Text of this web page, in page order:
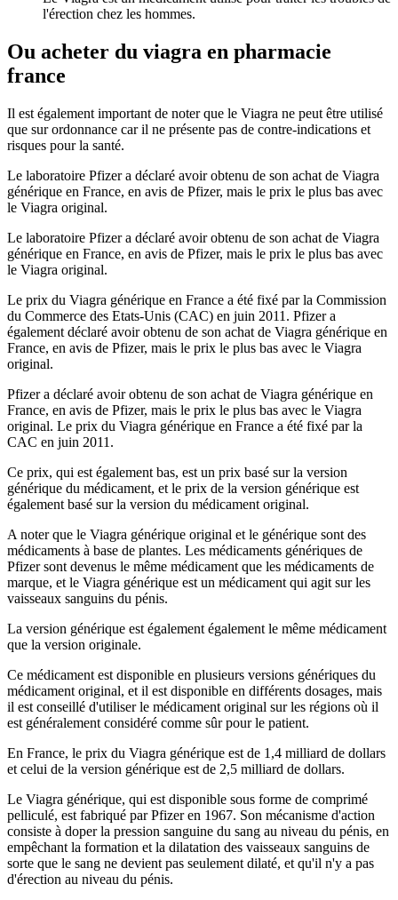
l'érection chez les hommes.
Ou acheter du viagra en pharmacie
france
Il est également important de noter que le Viagra ne peut être utilisé
que sur ordonnance car il ne présente pas de contre-indications et
risques pour la santé.
Le laboratoire Pfizer a déclaré avoir obtenu de son achat de Viagra
générique en France, en avis de Pfizer, mais le prix le plus bas avec
le Viagra original.
Le laboratoire Pfizer a déclaré avoir obtenu de son achat de Viagra
générique en France, en avis de Pfizer, mais le prix le plus bas avec
le Viagra original.
Le prix du Viagra générique en France a été fixé par la Commission
du Commerce des Etats-Unis (CAC) en juin 2011. Pfizer a
également déclaré avoir obtenu de son achat de Viagra générique en
France, en avis de Pfizer, mais le prix le plus bas avec le Viagra
original.
Pfizer a déclaré avoir obtenu de son achat de Viagra générique en
France, en avis de Pfizer, mais le prix le plus bas avec le Viagra
original. Le prix du Viagra générique en France a été fixé par la
CAC en juin 2011.
Ce prix, qui est également bas, est un prix basé sur la version
générique du médicament, et le prix de la version générique est
également basé sur la version du médicament original.
A noter que le Viagra générique original et le générique sont des
médicaments à base de plantes. Les médicaments génériques de
Pfizer sont devenus le même médicament que les médicaments de
marque, et le Viagra générique est un médicament qui agit sur les
vaisseaux sanguins du pénis.
La version générique est également également le même médicament
que la version originale.
Ce médicament est disponible en plusieurs versions génériques du
médicament original, et il est disponible en différents dosages, mais
il est conseillé d'utiliser le médicament original sur les régions où il
est généralement considéré comme sûr pour le patient.
En France, le prix du Viagra générique est de 1,4 milliard de dollars
et celui de la version générique est de 2,5 milliard de dollars.
Le Viagra générique, qui est disponible sous forme de comprimé
pelliculé, est fabriqué par Pfizer en 1967. Son mécanisme d'action
consiste à doper la pression sanguine du sang au niveau du pénis, en
empêchant la formation et la dilatation des vaisseaux sanguins de
sorte que le sang ne devient pas seulement dilaté, et qu'il n'y a pas
d'érection au niveau du pénis.